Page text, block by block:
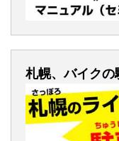
札幌、バイクの